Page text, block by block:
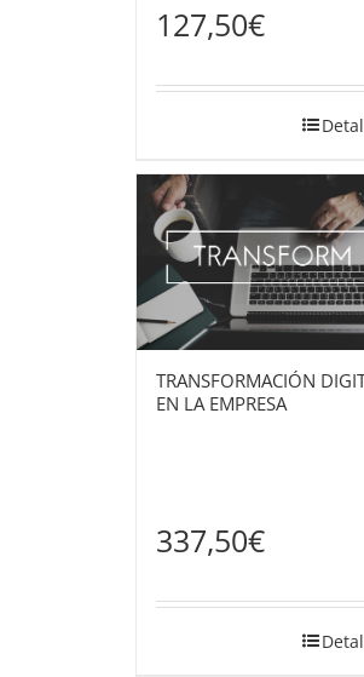
127,50€
TRANSFORMACIÓN
EN LA EMPRESA
337,50€